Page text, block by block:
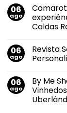
primeiro
imóvel
e
impulsiona
mudanças
imobiliário
em
Callink
conquista
certificações
suas
práticas
de
informação
e
privacidade
de
dados
06
ago
Caldas
em
Camarote
Premium
de
experiências
entre
rodeio,
06
ago
Revista
em
Revista
Soberana
é
06
ago
By Me